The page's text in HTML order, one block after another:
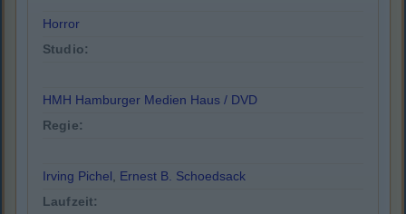
Horror
Studio:
HMH Hamburger Medien Haus / DVD
Regie:
Irving Pichel, Ernest B. Schoedsack
Laufzeit: